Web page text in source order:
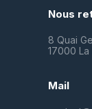
Nous
8 Quai
17000
Mail